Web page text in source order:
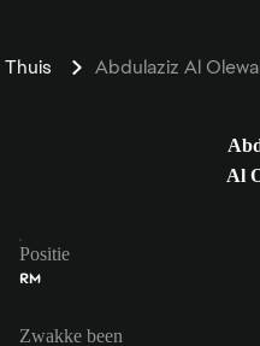
Thuis Abdulaziz Al
Al
Positie
RM
Zwakke been